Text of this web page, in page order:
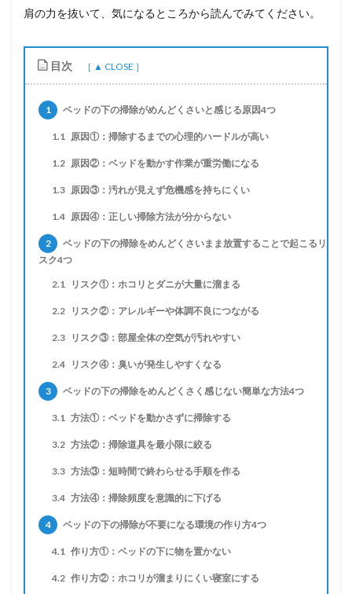
肩の力を抜いて、気になるところから読んでみてください。
目次
1 ベッドの下の掃除がめんどくさいと感じる原因4つ
1.1 原因①：掃除するまでの心理的ハードルが高い
1.2 原因②：ベッドを動かす作業が重労働になる
1.3 原因③：汚れが見えず危機感を持ちにくい
1.4 原因④：正しい掃除方法が分からない
2
ベッドの下の掃除をめんどくさいまま放置することで起こるリ
スク4つ
2.1 リスク①：ホコリとダニが大量に溜まる
2.2 リスク②：アレルギーや体調不良につながる
2.3 リスク③：部屋全体の空気が汚れやすい
2.4 リスク④：臭いが発生しやすくなる
3 ベッドの下の掃除をめんどくさく感じない簡単な方法4つ
3.1 方法①：ベッドを動かさずに掃除する
3.2 方法②：掃除道具を最小限に絞る
3.3 方法③：短時間で終わらせる手順を作る
3.4 方法④：掃除頻度を意識的に下げる
4 ベッドの下の掃除が不要になる環境の作り方4つ
4.1 作り方①：ベッドの下に物を置かない
4.2 作り方②：ホコリが溜まりにくい寝室にする